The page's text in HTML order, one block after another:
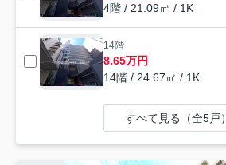
4階 / 21.09㎡ / 1K
14階
8.65万円
14階 / 24.67㎡ / 1K
すべて見る（全5戸）